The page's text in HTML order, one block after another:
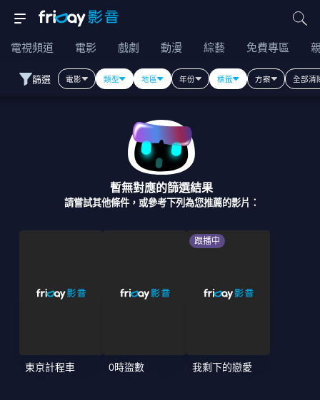
電視頻道 電影 戲劇 動漫 綜藝 免費專區
篩選 電影 類型 地區 年份 標籤 方案 全部清
暫無對應的篩選結果
請嘗試其他條件，或參考下列為您推薦的影片：
東京計程車 0時盜數
跟播中
我剩下的戀愛